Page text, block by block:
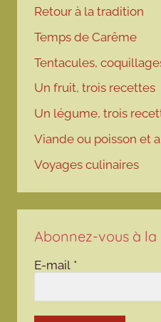
Retour à la tradition
Temps de Carême
Tentacules,
Un fruit, trois recettes
Un légume, trois
Viande ou poisson et
Voyages culinaires
Abonnez-vous à
E-mail *